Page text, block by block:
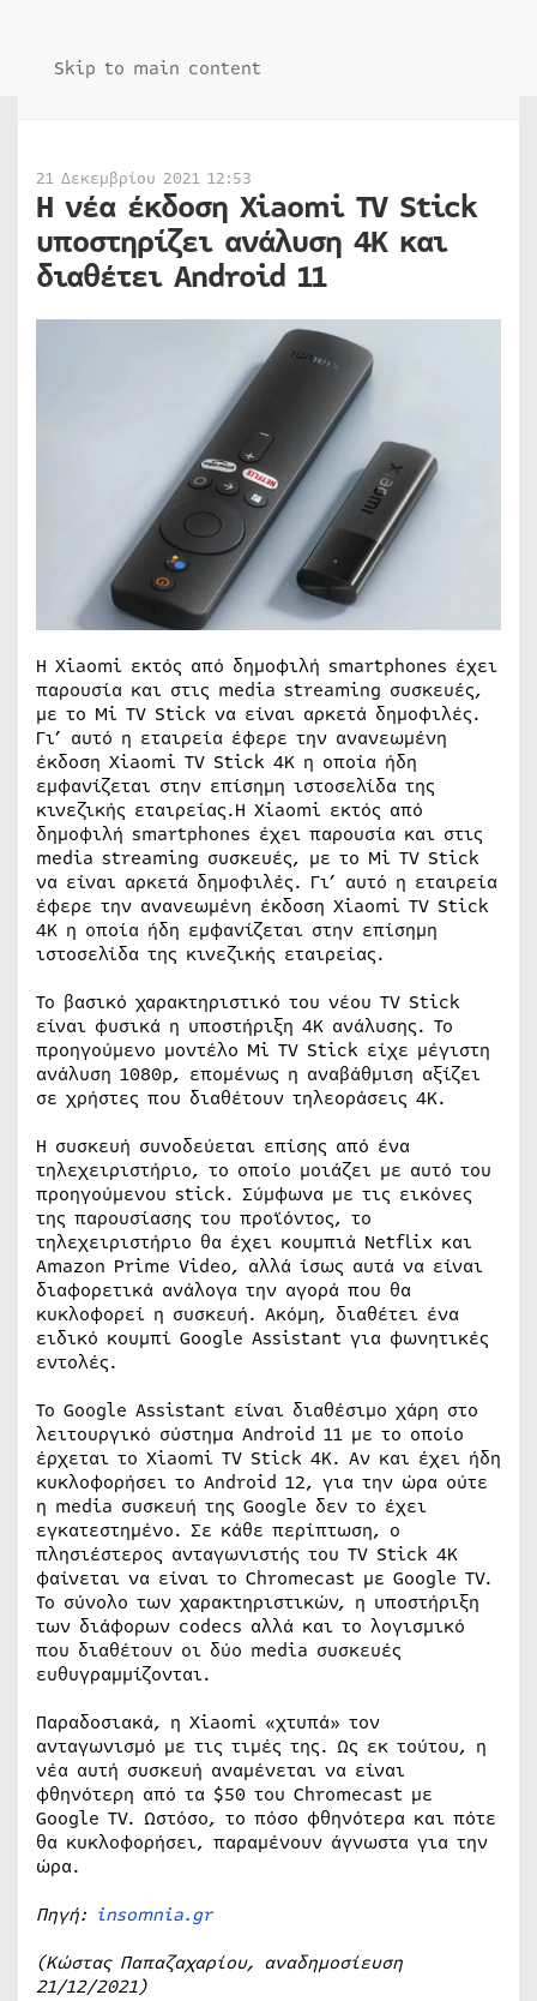
Skip to main content
21 Δεκεμβρίου 2021 12:53
Η νέα έκδοση Xiaomi TV Stick
υποστηρίζει ανάλυση 4K και
διαθέτει Android 11
Η Xiaomi εκτός από δημοφιλή smartphones έχει
παρουσία και στις media streaming συσκευές,
με το Mi TV Stick να είναι αρκετά δημοφιλές.
Γι’ αυτό η εταιρεία έφερε την ανανεωμένη
έκδοση Xiaomi TV Stick 4K η οποία ήδη
εμφανίζεται στην επίσημη ιστοσελίδα της
κινεζικής εταιρείας.Η Xiaomi εκτός από
δημοφιλή smartphones έχει παρουσία και στις
media streaming συσκευές, με το Mi TV Stick
να είναι αρκετά δημοφιλές. Γι’ αυτό η εταιρεία
έφερε την ανανεωμένη έκδοση Xiaomi TV Stick
4K η οποία ήδη εμφανίζεται στην επίσημη
ιστοσελίδα της κινεζικής εταιρείας.
Το βασικό χαρακτηριστικό του νέου TV Stick
είναι φυσικά η υποστήριξη 4K ανάλυσης. Το
προηγούμενο μοντέλο Mi TV Stick είχε μέγιστη
ανάλυση 1080p, επομένως η αναβάθμιση αξίζει
σε χρήστες που διαθέτουν τηλεοράσεις 4K.
Η συσκευή συνοδεύεται επίσης από ένα
τηλεχειριστήριο, το οποίο μοιάζει με αυτό του
προηγούμενου stick. Σύμφωνα με τις εικόνες
της παρουσίασης του προϊόντος, το
τηλεχειριστήριο θα έχει κουμπιά Netflix και
Amazon Prime Video, αλλά ίσως αυτά να είναι
διαφορετικά ανάλογα την αγορά που θα
κυκλοφορεί η συσκευή. Ακόμη, διαθέτει ένα
ειδικό κουμπί Google Assistant για φωνητικές
εντολές.
Το Google Assistant είναι διαθέσιμο χάρη στο
λειτουργικό σύστημα Android 11 με το οποίο
έρχεται το Xiaomi TV Stick 4K. Αν και έχει ήδη
κυκλοφορήσει το Android 12, για την ώρα ούτε
η media συσκευή της Google δεν το έχει
εγκατεστημένο. Σε κάθε περίπτωση, ο
πλησιέστερος ανταγωνιστής του TV Stick 4K
φαίνεται να είναι το Chromecast με Google TV.
Το σύνολο των χαρακτηριστικών, η υποστήριξη
των διάφορων codecs αλλά και το λογισμικό
που διαθέτουν οι δύο media συσκευές
ευθυγραμμίζονται.
Παραδοσιακά, η Xiaomi «χτυπά» τον
ανταγωνισμό με τις τιμές της. Ως εκ τούτου, η
νέα αυτή συσκευή αναμένεται να είναι
φθηνότερη από τα $50 του Chromecast με
Google TV. Ωστόσο, το πόσο φθηνότερα και πότε
θα κυκλοφορήσει, παραμένουν άγνωστα για την
ώρα.
Πηγή: insomnia.gr
(Κώστας Παπαζαχαρίου, αναδημοσίευση
21/12/2021)